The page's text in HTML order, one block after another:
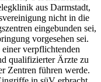
aus Darmstadt,
nicht in die
eingebunden sei,
vorgesehen sei.
verpflichtenden
qualifizierter Ärzte zu
Zentren führen werde.